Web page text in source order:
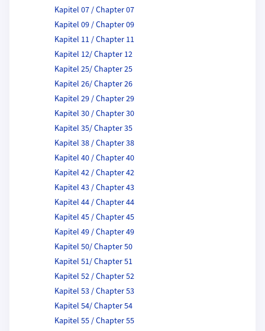
Kapitel 07 / Chapter 07
Kapitel 09 / Chapter 09
Kapitel 11 / Chapter 11
Kapitel 12/ Chapter 12
Kapitel 25/ Chapter 25
Kapitel 26/ Chapter 26
Kapitel 29 / Chapter 29
Kapitel 30 / Chapter 30
Kapitel 35/ Chapter 35
Kapitel 38 / Chapter 38
Kapitel 40 / Chapter 40
Kapitel 42 / Chapter 42
Kapitel 43 / Chapter 43
Kapitel 44 / Chapter 44
Kapitel 45 / Chapter 45
Kapitel 49 / Chapter 49
Kapitel 50/ Chapter 50
Kapitel 51/ Chapter 51
Kapitel 52 / Chapter 52
Kapitel 53 / Chapter 53
Kapitel 54/ Chapter 54
Kapitel 55 / Chapter 55